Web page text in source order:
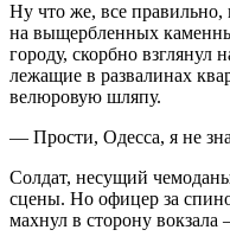
Ну что же, все правильно,
на выщербленных
городу, скорбно взглянул
лежащие в развалинах
велюровую шляпу.
— Прости, Одесса, я не
Солдат, несущий
сцены. Но офицер за
махнул в сторону